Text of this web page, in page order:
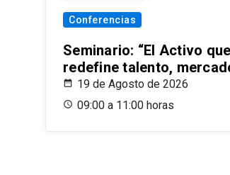
Conferencias
Seminario: “El Activo
redefine talento,
19 de Agosto de 2026
09:00 a 11:00 horas